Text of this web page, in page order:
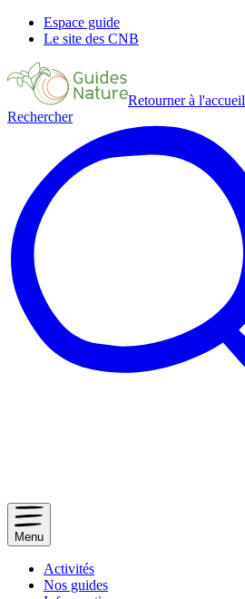
Espace guide
Le site des CNB
Retourner à l'accueil
Rechercher
Menu
Activités
Nos guides